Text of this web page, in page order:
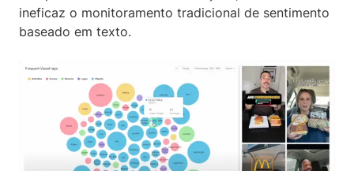
ineficaz o monitoramento tradicional de sentimento
baseado em texto.